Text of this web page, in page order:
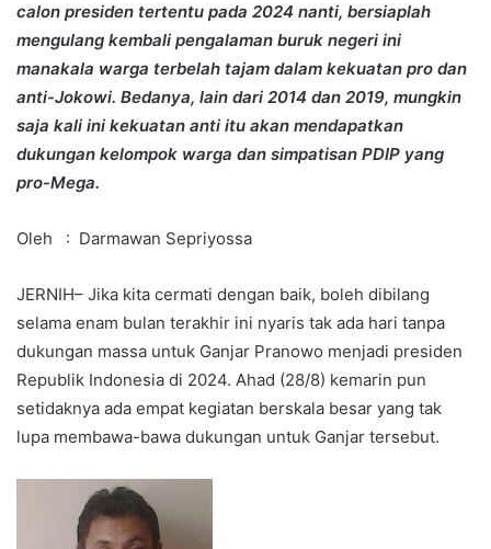
calon presiden tertentu pada 2024 nanti, bersiaplah
mengulang kembali pengalaman buruk negeri ini
manakala warga terbelah tajam dalam kekuatan pro dan
anti-Jokowi. Bedanya, lain dari 2014 dan 2019, mungkin
saja kali ini kekuatan anti itu akan mendapatkan
dukungan kelompok warga dan simpatisan PDIP yang
pro-Mega.
Oleh : Darmawan Sepriyossa
JERNIH– Jika kita cermati dengan baik, boleh dibilang
selama enam bulan terakhir ini nyaris tak ada hari tanpa
dukungan massa untuk Ganjar Pranowo menjadi presiden
Republik Indonesia di 2024. Ahad (28/8) kemarin pun
setidaknya ada empat kegiatan berskala besar yang tak
lupa membawa-bawa dukungan untuk Ganjar tersebut.